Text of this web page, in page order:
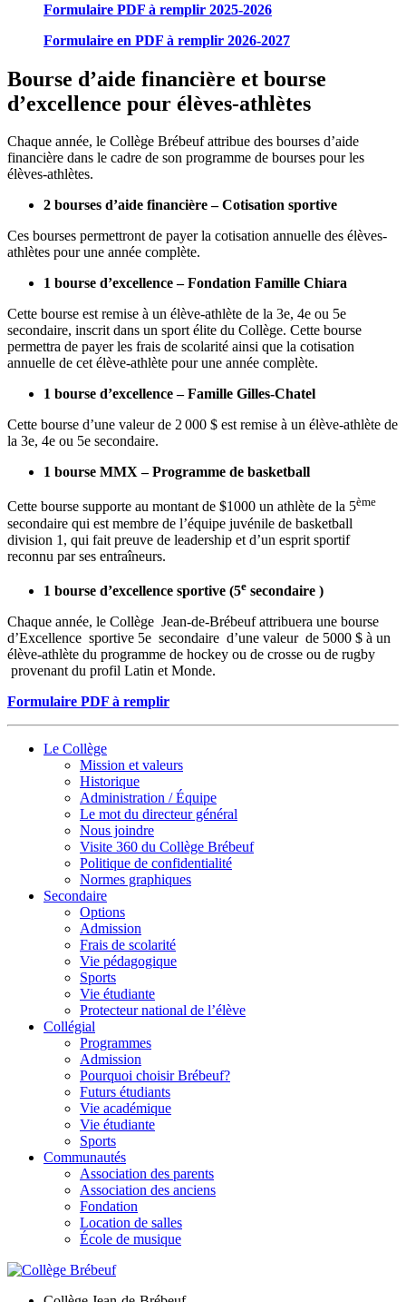
Formulaire PDF à remplir 2025-2026
Formulaire en PDF à remplir 2026-2027
Bourse d’aide financière et bourse
d’excellence pour élèves-athlètes
Chaque année, le Collège Brébeuf attribue des bourses d’aide
financière dans le cadre de son programme de bourses pour les
élèves-athlètes.
2 bourses d’aide financière – Cotisation sportive
Ces bourses permettront de payer la cotisation annuelle des élèves-
athlètes pour une année complète.
1 bourse d’excellence – Fondation Famille Chiara
Cette bourse est remise à un élève-athlète de la 3e, 4e ou 5e
secondaire, inscrit dans un sport élite du Collège. Cette bourse
permettra de payer les frais de scolarité ainsi que la cotisation
annuelle de cet élève-athlète pour une année complète.
1 bourse d’excellence – Famille Gilles-Chatel
Cette bourse d’une valeur de 2 000 $ est remise à un élève-athlète de
la 3e, 4e ou 5e secondaire.
1 bourse MMX – Programme de basketball
Cette bourse supporte au montant de $1000 un athlète de la 5ème
secondaire qui est membre de l’équipe juvénile de basketball
division 1, qui fait preuve de leadership et d’un esprit sportif
reconnu par ses entraîneurs.
1 bourse d’excellence sportive (5e secondaire )
Chaque année, le Collège Jean‐de‐Brébeuf attribuera une bourse
d’Excellence sportive 5e secondaire d’une valeur de 5000 $ à un
élève‐athlète du programme de hockey ou de crosse ou de rugby
provenant du profil Latin et Monde.
Formulaire PDF à remplir
Le Collège
Mission et valeurs
Historique
Administration / Équipe
Le mot du directeur général
Nous joindre
Visite 360 du Collège Brébeuf
Politique de confidentialité
Normes graphiques
Secondaire
Options
Admission
Frais de scolarité
Vie pédagogique
Sports
Vie étudiante
Protecteur national de l’élève
Collégial
Programmes
Admission
Pourquoi choisir Brébeuf?
Futurs étudiants
Vie académique
Vie étudiante
Sports
Communautés
Association des parents
Association des anciens
Fondation
Location de salles
École de musique